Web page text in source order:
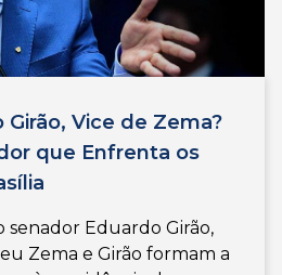
Girão, Vice de Zema?
que Enfrenta os
senador Eduardo Girão,
Zema e Girão formam a